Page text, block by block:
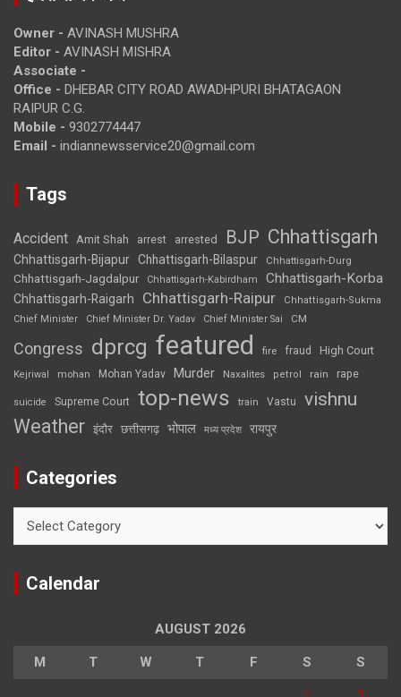
Owner - AVINASH MUSHRA
Editor - AVINASH MISHRA
Associate -
Office - DHEBAR CITY ROAD AWADHPURI BHATAGAON
RAIPUR C.G.
Mobile - 9302774447
Email - indiannewsservice20@gmail.com
Tags
Accident Amit Shah arrest arrested BJP Chhattisgarh
Chhattisgarh-Bijapur Chhattisgarh-Bilaspur Chhattisgarh-Durg
Chhattisgarh-Jagdalpur Chhattisgarh-Kabirdham Chhattisgarh-Korba
Chhattisgarh-Raigarh Chhattisgarh-Raipur
Chhattisgarh-Sukma
Chief Minister
Chief Minister Dr. Yadav Chief Minister Sai CM
Congress dprcg featured fire fraud High Court
Kejriwal mohan Mohan Yadav Murder Naxalites petrol rain rape
suicide Supreme Court top-news train Vastu vishnu
Weather इंदौर छत्तीसगढ़ भोपाल मध्य प्रदेश रायपुर
Categories
Calendar
AUGUST 2026
M T W T F S S